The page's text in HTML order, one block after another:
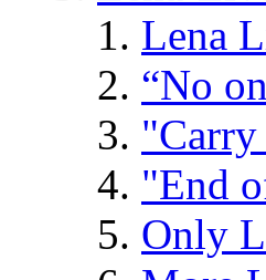
Lena
“No
"End
Only